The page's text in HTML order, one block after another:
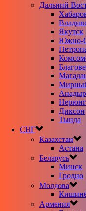
Дальний
Якутск
Южно-
Диксон
Тында
СНГ
Казахстан
Астана
Беларусь
Минск
Гродно
Молдова
Армения